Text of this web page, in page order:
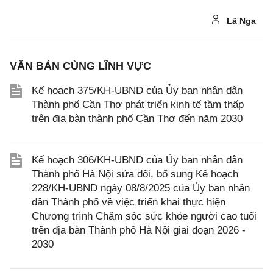
Lã Nga
VĂN BẢN CÙNG LĨNH VỰC
Kế hoạch 375/KH-UBND của Ủy ban nhân dân
Thành phố Cần Thơ phát triển kinh tế tầm thấp
trên địa bàn thành phố Cần Thơ đến năm 2030
Kế hoạch 306/KH-UBND của Ủy ban nhân dân
Thành phố Hà Nội sửa đổi, bổ sung Kế hoạch
228/KH-UBND ngày 08/8/2025 của Ủy ban nhân
dân Thành phố về việc triển khai thực hiện
Chương trình Chăm sóc sức khỏe người cao tuổi
trên địa bàn Thành phố Hà Nội giai đoạn 2026 -
2030